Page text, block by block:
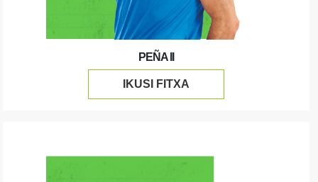
PEÑA II
IKUSI FITXA